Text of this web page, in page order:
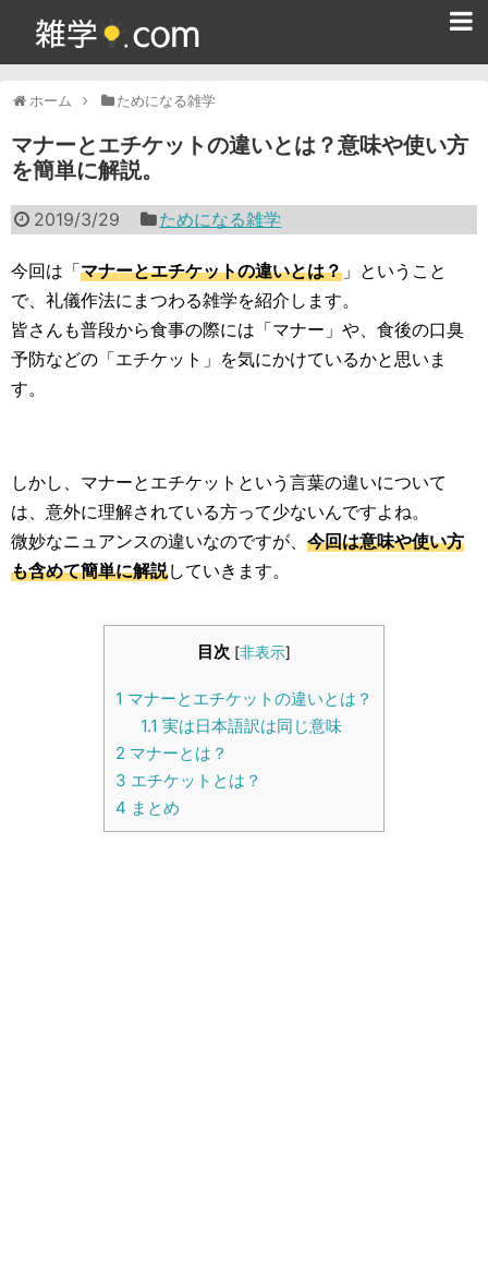
ホーム ためになる雑学
マナーとエチケットの違いとは？意味や使い方
を簡単に解説。
2019/3/29 ためになる雑学
今回は「マナーとエチケットの違いとは？ 」ということ
で、礼儀作法にまつわる雑学を紹介します。
皆さんも普段から食事の際には「マナー」や、食後の口臭
予防などの「エチケット」を気にかけているかと思いま
す。
しかし、マナーとエチケットという言葉の違いについて
は、意外に理解されている方って少ないんですよね。
微妙なニュアンスの違いなのですが、 今回は意味や使い方
も含めて簡単に解説していきます。
目次 [非表示]
1 マナーとエチケットの違いとは？
1.1 実は日本語訳は同じ意味
2 マナーとは？
3 エチケットとは？
4 まとめ
365日雑学カレンダー
面白い雑学
ためになる雑学
スポーツ雑学
食べ物雑学
生活雑学
サイト情報